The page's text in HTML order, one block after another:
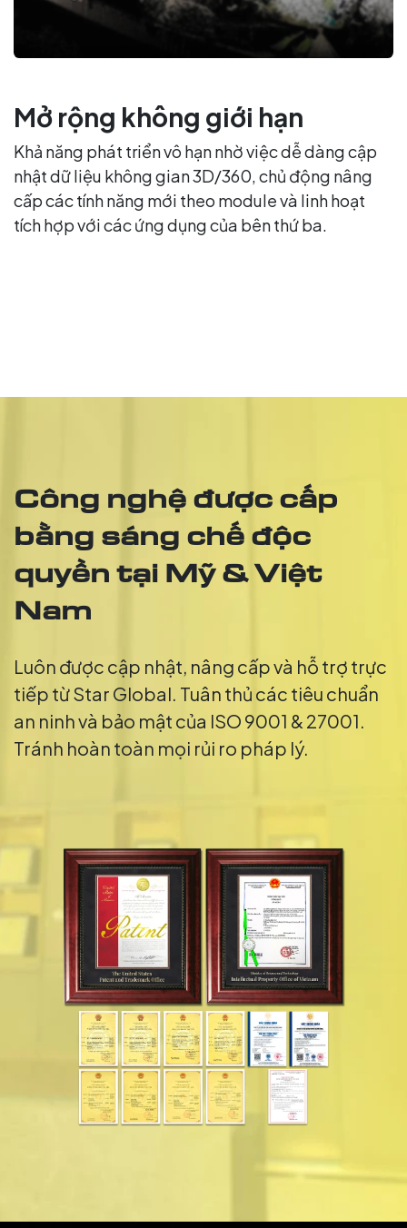
Mở rộng không giới hạn
Khả năng phát triển vô hạn nhờ việc dễ dàng cập
nhật dữ liệu không gian 3D/360, chủ động nâng
cấp các tính năng mới theo module và linh hoạt
tích hợp với các ứng dụng của bên thứ ba.
Luôn được cập nhật, nâng cấp và hỗ trợ trực
tiếp từ Star Global. Tuân thủ các tiêu chuẩn
an ninh và bảo mật của ISO 9001 & 27001.
Tránh hoàn toàn mọi rủi ro pháp lý.
Công nghệ được cấp
bằng sáng chế độc
quyền tại Mỹ & Việt
Nam